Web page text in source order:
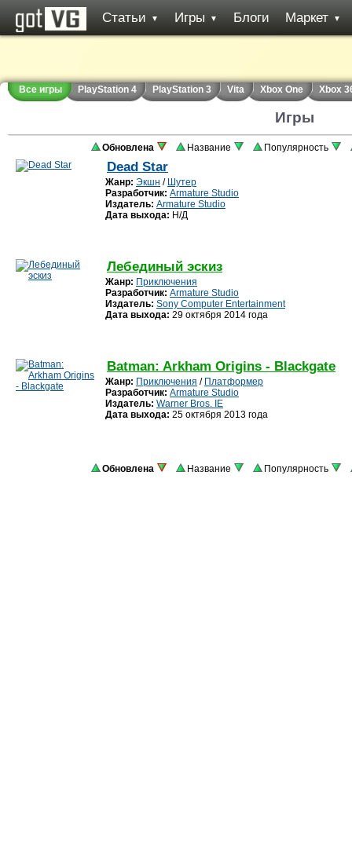
Статьи ▼ Игры ▼ Блоги Маркет ▼
Все игры PlayStation 4 PlayStation 3 Vita Xbox One Xbox
Игры
Обновлена Название Популярность
Dead Star
Жанр: Экшн / Шутер
Разработчик: Armature Studio
Издатель: Armature Studio
Дата выхода: Н/Д
Лебединый эскиз
Жанр: Приключения
Разработчик: Armature Studio
Издатель: Sony Computer Entertainment
Дата выхода: 29 октября 2014 года
Batman: Arkham Origins - Blackgate
Жанр: Приключения / Платформер
Разработчик: Armature Studio
Издатель: Warner Bros. IE
Дата выхода: 25 октября 2013 года
Обновлена Название Популярность